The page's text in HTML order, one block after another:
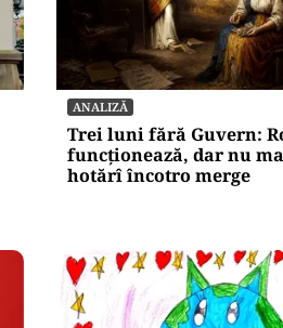
ANALIZĂ
Trei luni fără Guvern:
funcționează, dar nu
hotărî încotro merge